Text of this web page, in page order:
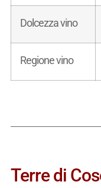
Dolcezza vino
Regione vino
Terre di